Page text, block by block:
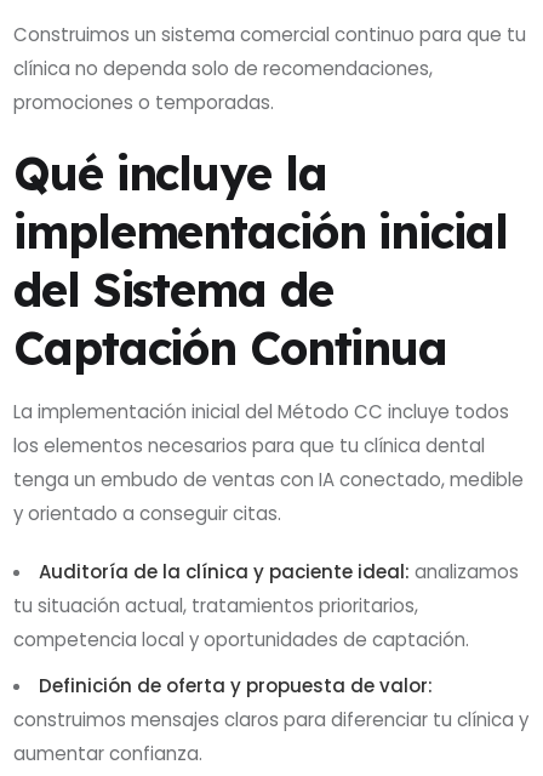
Construimos un sistema comercial continuo para que tu
clínica no dependa solo de recomendaciones,
promociones o temporadas.
Qué incluye la
implementación inicial
del Sistema de
Captación Continua
La implementación inicial del Método CC incluye todos
los elementos necesarios para que tu clínica dental
tenga un embudo de ventas con IA conectado, medible
y orientado a conseguir citas.
Auditoría de la clínica y paciente ideal: analizamos
tu situación actual, tratamientos prioritarios,
competencia local y oportunidades de captación.
Definición de oferta y propuesta de valor:
construimos mensajes claros para diferenciar tu clínica y
aumentar confianza.